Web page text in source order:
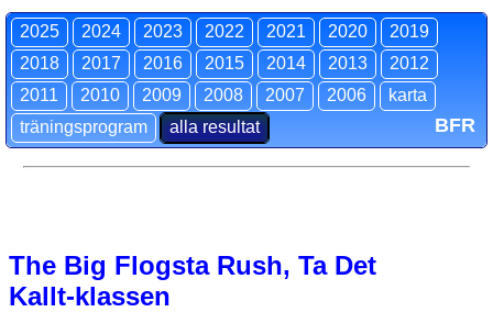
2025 2024 2023 2022 2021 2020
2019
2018
2017 2016 2015 2014 2013
2012
2011
2010 2009 2008 2007 2006
karta
träningsprogram
alla resultat BFR
The Big Flogsta Rush, Ta Det
Kallt-klassen